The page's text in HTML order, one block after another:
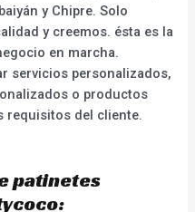
y Chipre. Solo
y creemos. ésta es la
en marcha.
servicios personalizados,
o productos
requisitos del cliente.
patinetes